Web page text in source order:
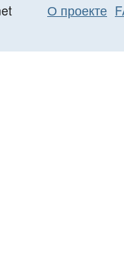
О проекте